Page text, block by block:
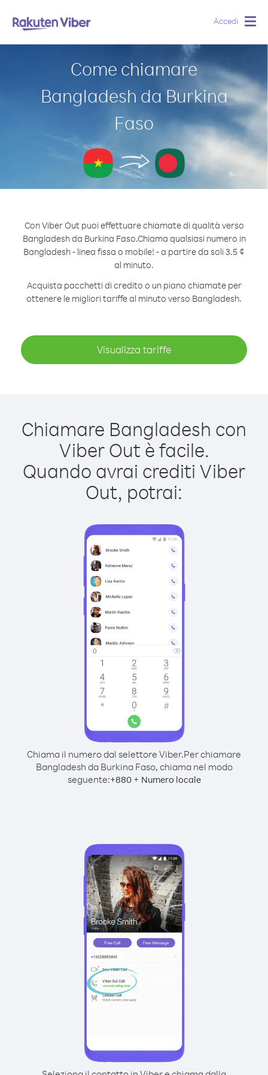
Accedi
Come chiamare
Bangladesh da Burkina
Faso
Con Viber Out puoi effettuare chiamate di qualità verso
Bangladesh da Burkina Faso.Chiama qualsiasi numero in
Bangladesh - linea fissa o mobile! - a partire da soli 3.5 ¢
al minuto.
Acquista pacchetti di credito o un piano chiamate per
ottenere le migliori tariffe al minuto verso Bangladesh.
Visualizza tariffe
Chiamare Bangladesh con
Viber Out è facile.
Quando avrai crediti Viber
Out, potrai:
Chiama il numero dal selettore Viber.Per chiamare
Bangladesh da Burkina Faso, chiama nel modo
seguente:+880+ Numero locale